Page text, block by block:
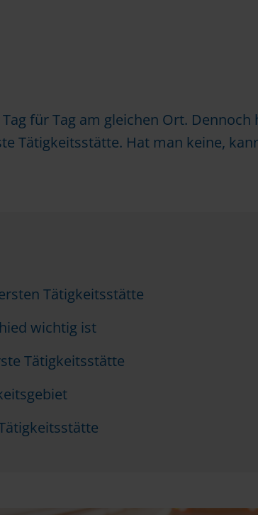
für Tag am gleichen Ort. Dennoch
Tätigkeitsstätte. Hat man keine,
Tätigkeitsstätte
wichtig ist
Tätigkeitsstätte